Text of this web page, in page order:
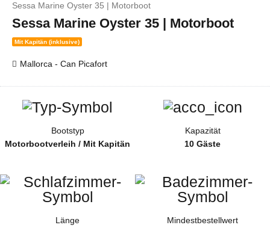
Sessa Marine Oyster 35 | Motorboot
Sessa Marine Oyster 35 | Motorboot
Mit Kapitän (inklusive)
Mallorca - Can Picafort
Bootstyp
Motorbootverleih / Mit Kapitän
Kapazität
10 Gäste
Länge
Mindestbestellwert